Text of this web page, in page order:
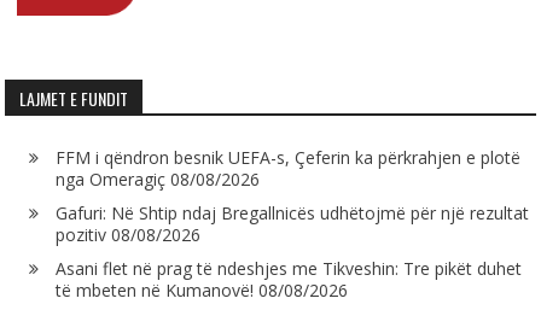
LAJMET E FUNDIT
FFM i qëndron besnik UEFA-s, Çeferin ka përkrahjen e plotë
nga Omeragiç 08/08/2026
Gafuri: Në Shtip ndaj Bregallnicës udhëtojmë për një rezultat
pozitiv 08/08/2026
Asani flet në prag të ndeshjes me Tikveshin: Tre pikët duhet
të mbeten në Kumanovë! 08/08/2026